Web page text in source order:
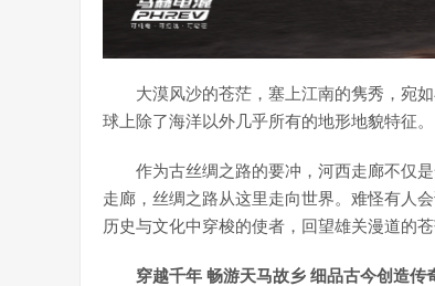
大漠风沙的苍茫，塞上江南的隽秀，宛
球上除了海洋以外几乎所有的地形地貌特征。
作为古丝绸之路的要冲，河西走廊不仅
走廊，丝绸之路从这里走向世界。难怪有人
历史与文化中穿梭的使者，回望雄关漫道的
穿越千年 畅游天马故乡 细品古今创造传